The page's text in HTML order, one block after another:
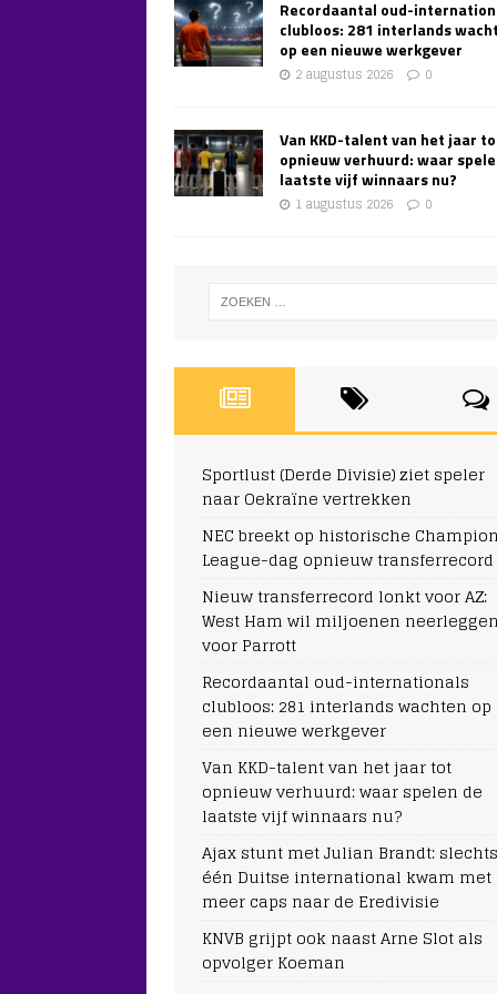
Recordaantal oud-
clubloos: 281 interlands
op een nieuwe werkgever
2 augustus 2026 0
Van KKD-talent van het jaar
opnieuw verhuurd: waar
laatste vijf winnaars nu?
1 augustus 2026 0
Sportlust (Derde Divisie) ziet speler
naar Oekraïne vertrekken
NEC breekt op historische
League-dag opnieuw transferrecord
Nieuw transferrecord lonkt voor AZ:
West Ham wil miljoenen neerleggen
voor Parrott
Recordaantal oud-internationals
clubloos: 281 interlands wachten op
een nieuwe werkgever
Van KKD-talent van het jaar tot
opnieuw verhuurd: waar spelen de
laatste vijf winnaars nu?
Ajax stunt met Julian Brandt: slechts
één Duitse international kwam met
meer caps naar de Eredivisie
KNVB grijpt ook naast Arne Slot als
opvolger Koeman